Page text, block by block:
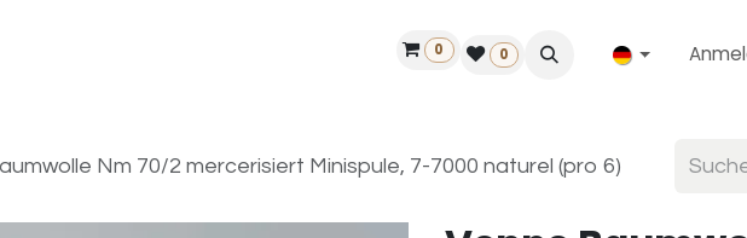
Finde einen Händler
0 0
Nm 70/2 mercerisiert Minispule, 7-7000 naturel (pro 6)